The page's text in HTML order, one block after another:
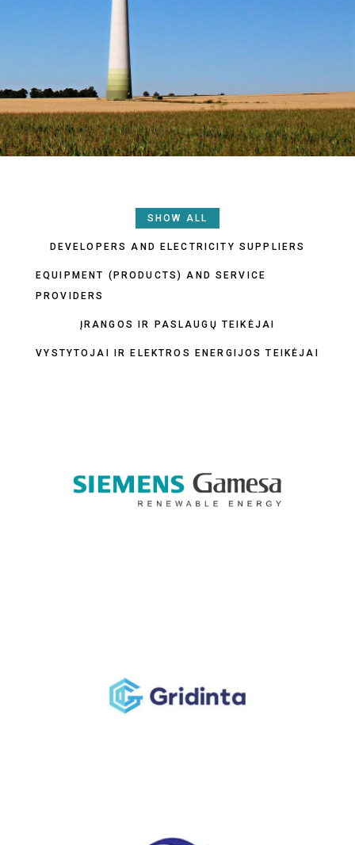
SHOW ALL
DEVELOPERS AND ELECTRICITY SUPPLIERS
EQUIPMENT (PRODUCTS) AND SERVICE
PROVIDERS
ĮRANGOS IR PASLAUGŲ TEIKĖJAI
VYSTYTOJAI IR ELEKTROS ENERGIJOS TEIKĖJAI